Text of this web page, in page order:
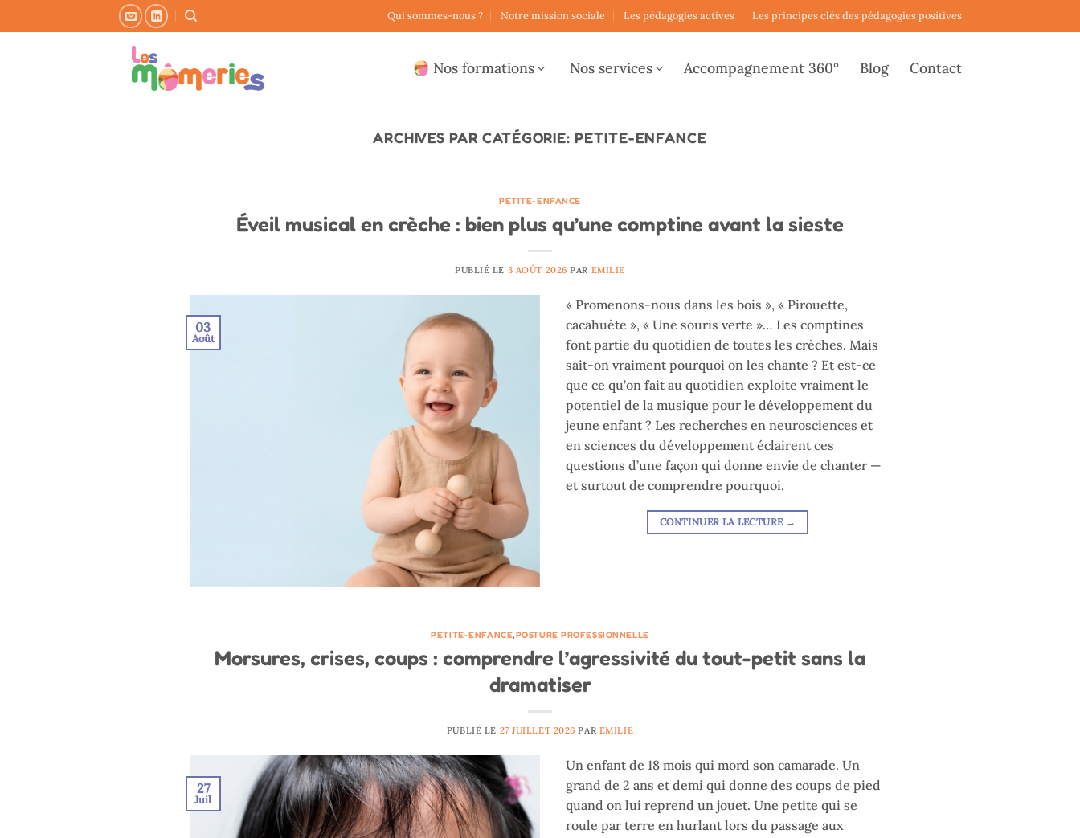
au
Qui sommes-nous ? Notre mission sociale Les pédagogies actives Les principes clés des pédagogies positives
Nos formations Nos services Accompagnement 360° Blog Contact
ARCHIVES PAR CATÉGORIE:PETITE-ENFANCE
PETITE-ENFANCE
Éveil musical en crèche : bien plus qu’une comptine avant la sieste
PUBLIÉ LE 3 AOÛT 2026 PAR EMILIE
03
Août
« Promenons-nous dans les bois », « Pirouette,
cacahuète », « Une souris verte »… Les comptines
font partie du quotidien de toutes les crèches. Mais
sait-on vraiment pourquoi on les chante ? Et est-ce
que ce qu’on fait au quotidien exploite vraiment le
potentiel de la musique pour le développement du
jeune enfant ? Les recherches en neurosciences et
en sciences du développement éclairent ces
questions d’une façon qui donne envie de chanter —
et surtout de comprendre pourquoi.
CONTINUER LA LECTURE →
PETITE-ENFANCE,POSTURE PROFESSIONNELLE
Morsures, crises, coups : comprendre l’agressivité du tout-petit sans la
dramatiser
PUBLIÉ LE 27 JUILLET 2026 PAR EMILIE
27
Juil
Un enfant de 18 mois qui mord son camarade. Un
grand de 2 ans et demi qui donne des coups de pied
quand on lui reprend un jouet. Une petite qui se
roule par terre en hurlant lors du passage aux